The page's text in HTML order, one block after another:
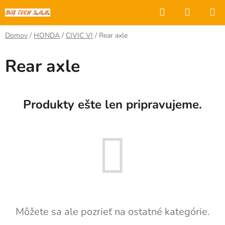
na
obsah
Hľadať
KOŠÍK
Domov / HONDA / CIVIC VI / Rear axle
Rear axle
Produkty ešte len pripravujeme.
Môžete sa ale pozrieť na ostatné kategórie.